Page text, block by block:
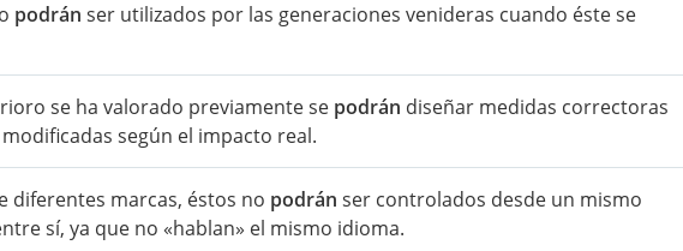
podrán ser utilizados por las generaciones venideras cuando éste se
se ha valorado previamente se podrán diseñar medidas correctoras
según el impacto real.
diferentes marcas, éstos no podrán ser controlados desde un mismo
sí, ya que no «hablan» el mismo idioma.